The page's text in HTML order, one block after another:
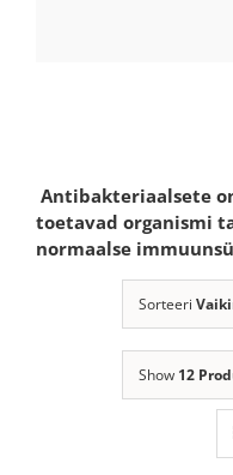
Antibakteriaalsete
toetavad organismi
normaalse
Sorteeri
Show 12